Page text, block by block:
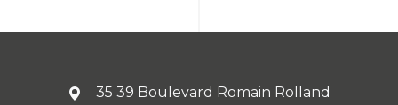
35 39 Boulevard Romain Rolland